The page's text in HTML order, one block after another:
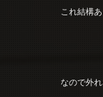
これ結構
なので外